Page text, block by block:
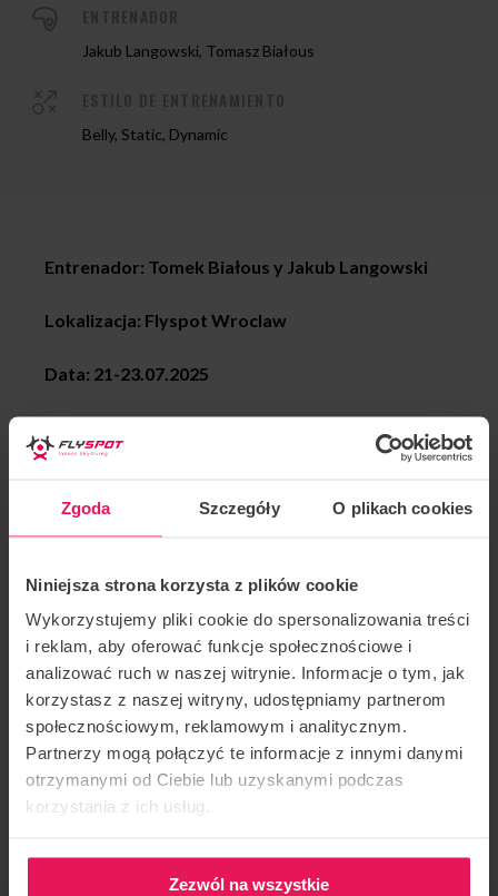
Zgoda Szczegóły O plikach cookies
Niniejsza strona korzysta z plików cookie
Wykorzystujemy pliki cookie do spersonalizowania treści
i reklam, aby oferować funkcje społecznościowe i
analizować ruch w naszej witrynie. Informacje o tym, jak
korzystasz z naszej witryny, udostępniamy partnerom
społecznościowym, reklamowym i analitycznym.
Partnerzy mogą połączyć te informacje z innymi danymi
otrzymanymi od Ciebie lub uzyskanymi podczas
korzystania z ich usług.
Zezwól na wszystkie
Jakub Langowski, Tomasz Białous
Belly, Static, Dynamic
Entrenador: Tomek Białous y Jakub Langowski
Lokalizacja: Flyspot Wroclaw
Data: 21-23.07.2025
Tom Bialous y Jakub Langowski –
CAMPAMENTOS
Un campamento para proflyers de cualquier nivel.
Elige entre 3 lugares en 3 fechas diferentes:
Flyspot Wrocław: 21-21.07 oraz 25-29.08.2025
Flyspot Gdańsk: 30.06-4.07.2025
Flyspot Varsovia: 18-22.08.2025
499 euro/h z coachingiem w cenie!
Liczba miejsc ograniczona!
Zainteresowany? napisz od nas: